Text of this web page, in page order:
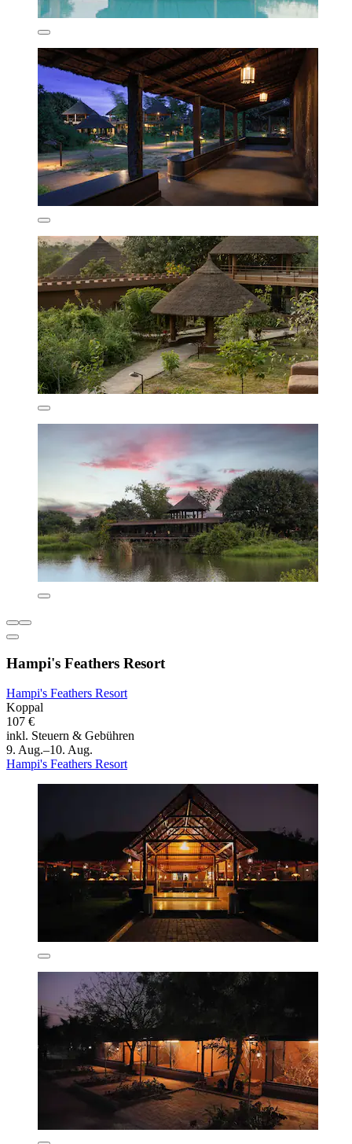
Hampi's Feathers Resort
Hampi's Feathers Resort
Koppal
107 €
inkl. Steuern & Gebühren
9. Aug.–10. Aug.
Hampi's Feathers Resort